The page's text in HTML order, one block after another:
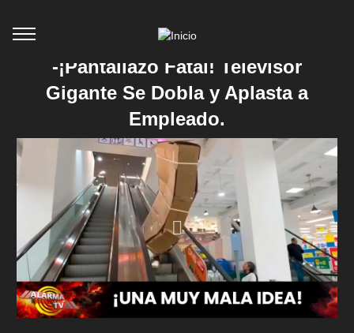
-¡Pantallazo Fatal! Televisor
Gigante Se Dobla y Aplasta a
Empleado.